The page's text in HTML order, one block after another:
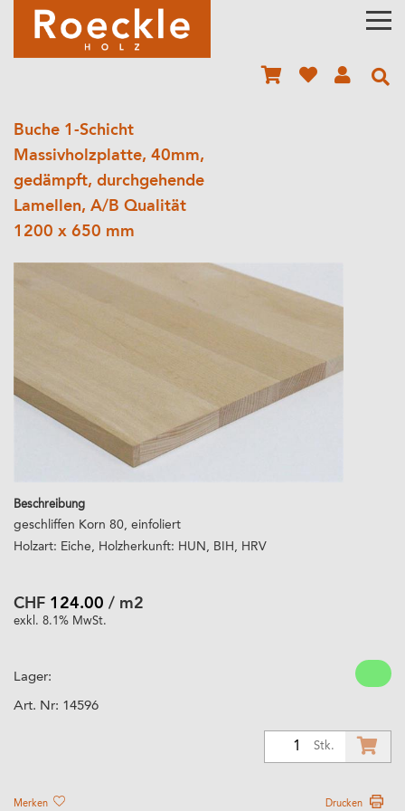
Buche 1-Schicht
Massivholzplatte, 40mm,
gedämpft, durchgehende
Lamellen, A/B Qualität
1200 x 650 mm
Beschreibung
geschliffen Korn 80, einfoliert
Holzart: Eiche, Holzherkunft: HUN, BIH, HRV
CHF 124.00 / m2
exkl. 8.1% MwSt.
Lager:
Art. Nr: 14596
Stk.
Merken Drucken